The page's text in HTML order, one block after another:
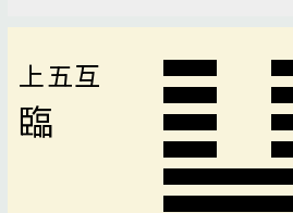
上五互
臨